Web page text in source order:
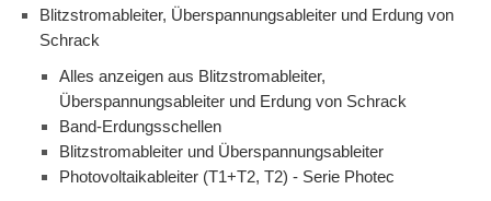
Blitzstromableiter, Überspannungsableiter und Erdung von
Schrack
Alles anzeigen aus Blitzstromableiter,
Überspannungsableiter und Erdung von Schrack
Band-Erdungsschellen
Blitzstromableiter und Überspannungsableiter
Photovoltaikableiter (T1+T2, T2) - Serie Photec